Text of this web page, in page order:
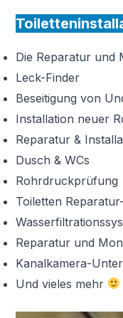
Die Reparatur und
Leck-Finder
Beseitigung von
Installation neuer
Reparatur &
Dusch & WCs
Rohrdruckprüfung
Toiletten
Reparatur und
Kanalkamera-
Und vieles mehr